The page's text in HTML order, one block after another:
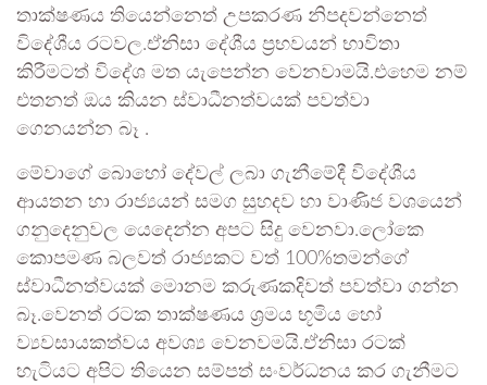
තාක්ෂණය තියෙන්නෙත් උපකරණ නිපදවන්නෙත්
විදේශීය රටවල.ඒනිසා දේශීය ප්‍රභවයන් භාවිතා
කිරීමටත් විදේශ මත යැපෙන්න වෙනවාමයි.එහෙම නම්
එතනත් ඔය කියන ස්වාධීනත්වයක් පවත්වා
ගෙනයන්න බෑ .
මේවාගේ බොහෝ දේවල් ලබා ගැනීමේදී විදේශීය
ආයතන හා රාජ්‍යයන් සමග සුහදව හා වාණිජ වශයෙන්
ගනුදෙනුවල යෙදෙන්න අපට සිදු වෙනවා.ලෝකෙ
කොපමණ බලවත්‍ රාජ්‍යකට වත් 100%තමන්ගේ
ස්වාධීනත්වයක් මොනම කරුණකදිවත් පවත්වා ගන්න
බෑ.වෙනත්‍ රටක තාක්ෂණය ශ්‍රමය භූමිය හෝ
ව්‍යවසායකත්වය අවශ්‍ය වෙනවමයි.ඒනිසා රටක්
හැටියට අපිට තියෙන සම්පත් සංවර්ධනය කර ගැනීමට